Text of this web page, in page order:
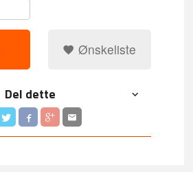
Ønskeliste
Del dette